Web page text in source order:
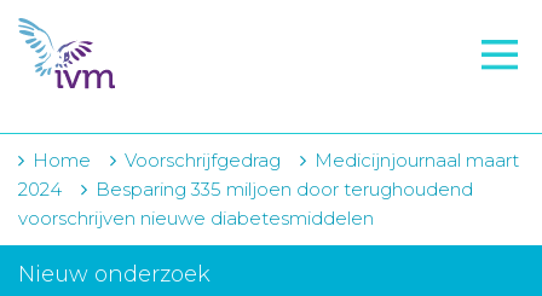
VMI
FTO voorbereiding
IVM-academie
Zorginstellingen
Home Voorschrijfgedrag
Medicijnjournaal maart
2024
Besparing 335 miljoen door terughoudend
voorschrijven nieuwe diabetesmiddelen
Nieuw onderzoek